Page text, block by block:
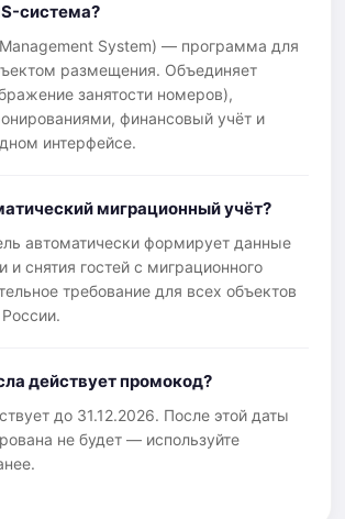
система?
System) — программа для
размещения. Объединяет
занятости номеров),
финансовый учёт и
интерфейсе.
миграционный учёт?
автоматически формирует данные
и снятия гостей с миграционного
требование для всех объектов
действует промокод?
до 31.12.2026. После этой даты
не будет — используйте